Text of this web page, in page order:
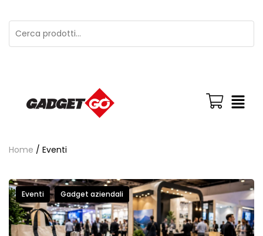
Home / Eventi
Eventi Gadget aziendali